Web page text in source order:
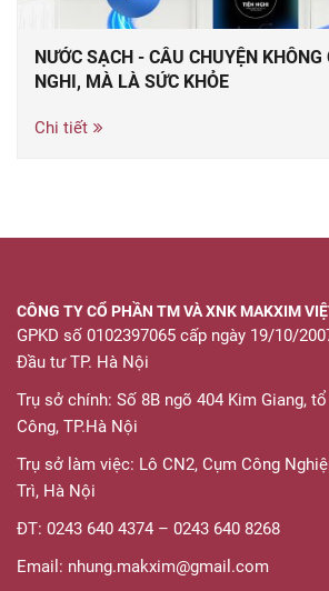
NƯỚC SẠCH - CÂU CHUYỆN
NGHI, MÀ LÀ SỨC KHỎE
Chi tiết
CÔNG TY CỔ PHẦN TM VÀ XNK MAKXIM
GPKD số 0102397065 cấp ngày 19/10/
Đầu tư TP. Hà Nội
Trụ sở chính: Số 8B ngõ 404 Kim Giang,
Công, TP.Hà Nội
Trụ sở làm việc: Lô CN2, Cụm Công
Trì, Hà Nội
ĐT: 0243 640 4374 – 0243 640 8268
Email: nhung.makxim@gmail.com